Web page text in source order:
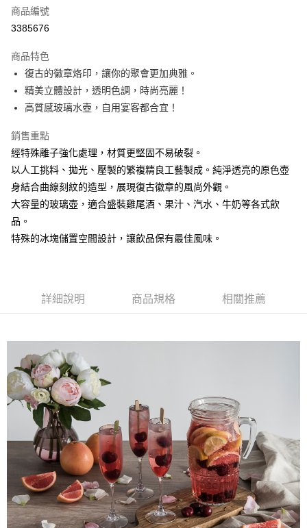
超商取貨付款
街口支付
悠遊付
相關說明
【關於「AFTEE先享後付」】
AFTEE先享後付是「在收到商品之後才付款」的支付方式。 讓您購物簡單
便利好安心！
１．簡單：不需註冊會員、不需綁卡、不需儲值。
２．便利：只要手機號碼，簡訊認證，即可結帳。
【「AFTEE先享後付」結帳流程】
ATM／網路銀行／等多元方式進行付款，方視為交易完成。
※ 交易是否成功請以「AFTEE先享後付 」之結帳頁面顯示為準，若有關於
是否繳費成功／繳費後需取消欲退款等相關疑問，請聯繫「AFTEE先享後付
客戶支援中心」https://netprotections.freshdesk.com/support/home
【注意事項】
１．透過由恩沛科技股份有限公司提供之「AFTEE先享後付」服務完成之交
易，需依本服務之必要範圍內提供個人資料，並將交易相關給付款項請求債
權轉讓予恩沛科技股份有限公司。
２．關於個人資料處理事宜，請瀏覽以下網址：
https://aftee.tw/terms/#terms3
３．未成年的使用者請事先徵得法定代理人或監護人之同意方可使用
「AFTEE先享後付」，若未經同意申辦者引起之損失，本公司不負相關責
任。
４．使用「AFTEE先享後付」時，將依據個別帳號之用戶狀況，依本公司即
時審查核予不同之上限額度；若仍有額度不足之情形，本公司將視審查結果
ATM付款
全家取貨付款
每筆NT$60，滿NT$1,500(含以上)免運費
順豐速運
商品編號
3385676
商品特色
復古的徽章烙印，讓你的聚會更加典雅。
精美立體設計，透明色調，時尚亮麗！
高質感玻璃水壺，自用宴客都合宜！
銷售重點
經特殊離子強化處理，材質更堅固不易破裂。
以人工挑料、拋光、壓製的繁複精良工藝製成。純淨透亮的原色壺
身結合曲線刻紋的造型，展現復古徽章的風尚外觀。
大容量的玻璃壺，適合盛裝雞尾酒、果汁、汽水、牛奶等各式飲
品。
特殊的冰塊儲置空間設計，讓飲品保有最佳風味。
詳細說明 商品規格 相關推薦